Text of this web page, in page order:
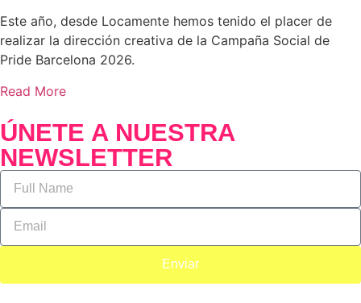
Este año, desde Locamente hemos tenido el placer de
realizar la dirección creativa de la Campaña Social de
Pride Barcelona 2026.
Read More
ÚNETE A NUESTRA
NEWSLETTER
Enviar